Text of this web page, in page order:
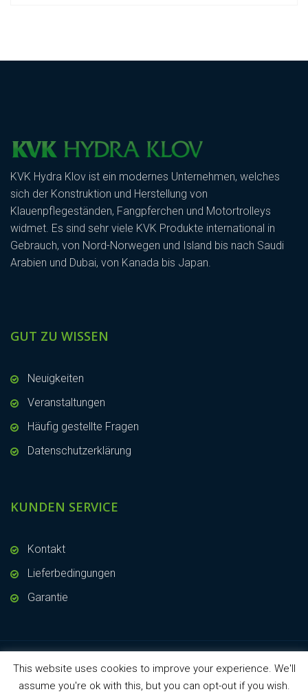
KVK Hydra Klov ist ein modernes Unternehmen, welches
sich der Konstruktion und Herstellung von
Klauenpflegeständen, Fangpferchen und Motortrolleys
widmet. Es sind sehr viele KVK Produkte international in
Gebrauch, von Nord-Norwegen und Island bis nach Saudi
Arabien und Dubai, von Kanada bis Japan.
GUT ZU WISSEN
Neuigkeiten
Veranstaltungen
Häufig gestellte Fragen
Datenschutzerklärung
KUNDEN SERVICE
Kontakt
Lieferbedingungen
Garantie
Copyright © 2019 - KVK Hydra Klov
This website uses cookies to improve your experience. We'll
assume you're ok with this, but you can opt-out if you wish.